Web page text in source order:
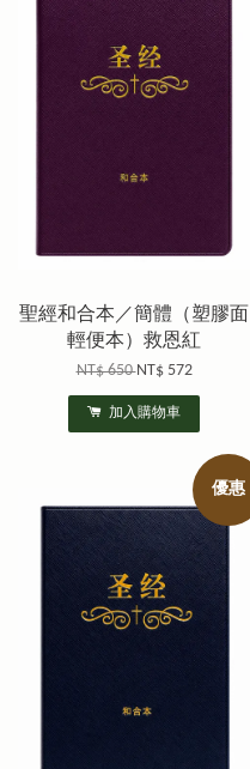
聖經和合本／簡體（塑膠面
輕便本）救恩紅
NT$ 650NT$ 572
加入購物車
優惠